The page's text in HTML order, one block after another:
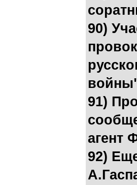
90)
91)
агент
92)